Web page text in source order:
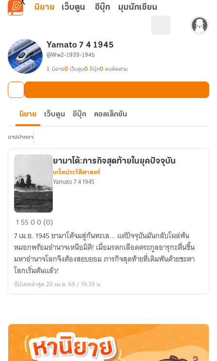
ข้ามไปยังเนื้อหาหลัก
นิยาย เว็บตูน อีบุ๊ก มุมนักเขียน
Yamato 7 4 1945
@Ww2-1939-1945
1 นิยาย0 เว็บตูน0 อีบุ๊ก0 คนติดตาม
นิยาย เว็บตูน อีบุ๊ก คอลเล็กชัน
นามปากกา
ยา
โต้:ภารกิจ
สุดท้าย
ใน
ยุค
ปัจจุบัน
ยามาโต้:ภารกิจสุดท้ายในยุคปัจจุบัน
เกร็ดประวัติศาสตร์
Yamato 7 4 1945
1 5500 (0)
7 เม.ย. 1945 ยามาโต้จมสู่ก้นทะเล... แต่ปัจจุบันมันกลับโผล่พ้น
หมอกพร้อมอำนาจเหนือมิติ! เมื่อมรดกเลือดตระกูลอารุกะตื่นขึ้น
มหาอำนาจโลกจึงต้องสยบยอม ภารกิจสุดท้ายที่เดิมพันด้วยชะตา
โลกเริ่มต้นแล้ว!
อัปเดตล่าสุด 20 เม.ย. 69 / 19:39 น.